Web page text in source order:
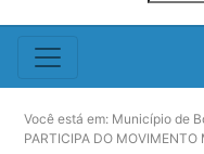
Você está em: Município de
PARTICIPA DO MOVIMENTO